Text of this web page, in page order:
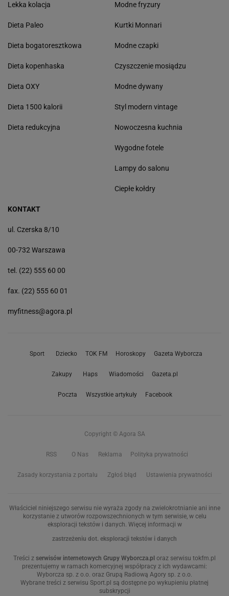
Lekka kolacja
Dieta Paleo
Dieta bogatoresztkowa
Dieta kopenhaska
Dieta OXY
Dieta 1500 kalorii
Dieta redukcyjna
Modne fryzury
Kurtki Monnari
Modne czapki
Czyszczenie mosiądzu
Modne dywany
Styl modern vintage
Nowoczesna kuchnia
Wygodne fotele
Lampy do salonu
Ciepłe kołdry
KONTAKT
ul. Czerska 8/10
00-732 Warszawa
tel. (22) 555 60 00
fax. (22) 555 60 01
myfitness@agora.pl
Sport Dziecko TOK FM Horoskopy Gazeta Wyborcza
Zakupy Haps Wiadomości Gazeta.pl
Poczta Wszystkie artykuły Facebook
Copyright © Agora SA
RSS O Nas Reklama Polityka prywatności
Zasady korzystania z portalu Zgłoś błąd Ustawienia prywatności
Właściciel niniejszego serwisu nie wyraża zgody na zwielokrotnianie ani inne
korzystanie z utworów rozpowszechnionych w tym serwisie, w celu
eksploracji tekstów i danych. Więcej informacji w
zastrzeżeniu dot. eksploracji tekstów i danych
Treści z serwisów internetowych Grupy Wyborcza.pl oraz serwisu tokfm.pl
prezentujemy w ramach komercyjnej współpracy z ich wydawcami:
Wyborcza sp. z o.o. oraz Grupą Radiową Agory sp. z o.o.
Wybrane treści z serwisu Sport.pl są dostępne po wykupieniu płatnej
subskrypcji